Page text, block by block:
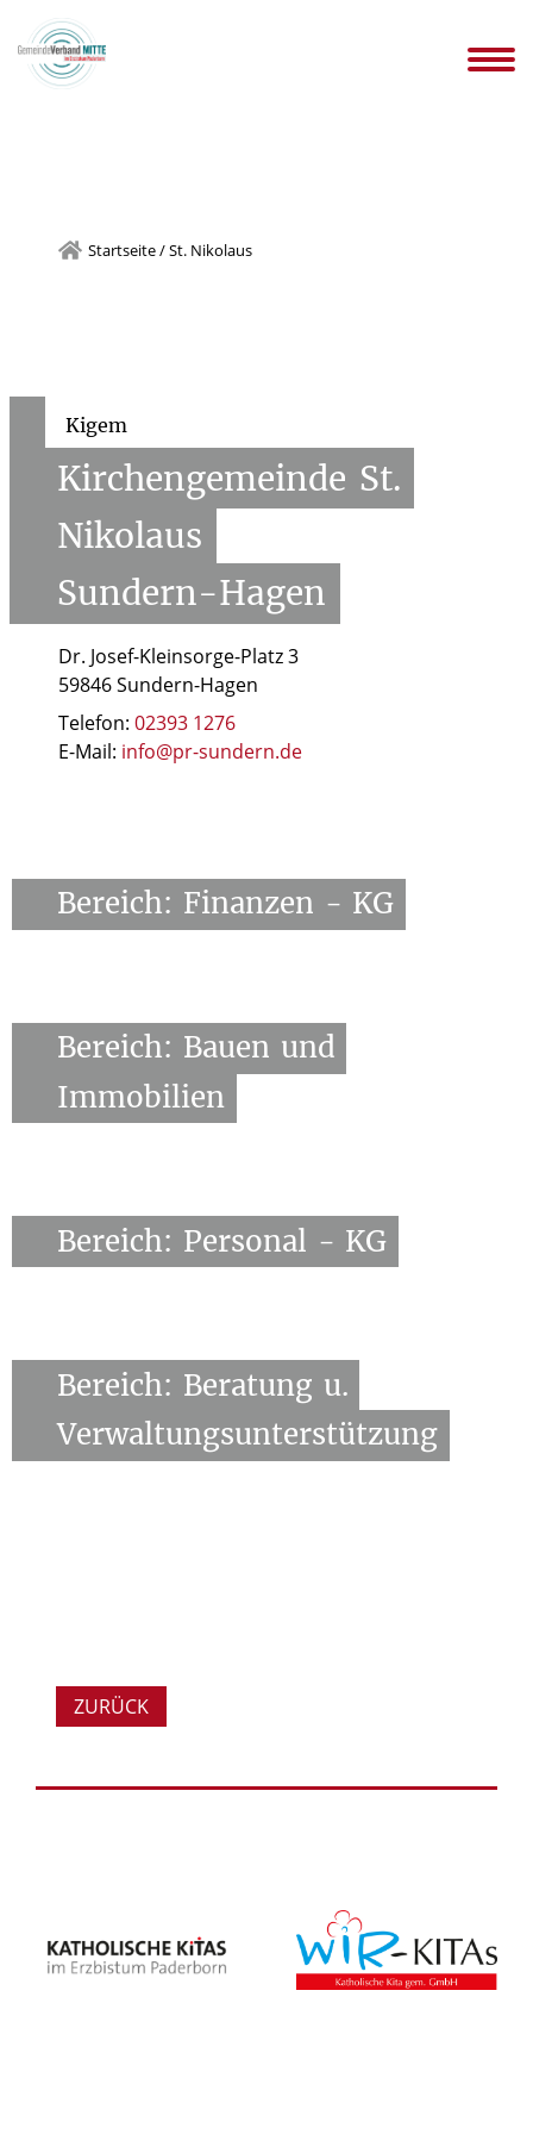
Startseite/St. Nikolaus
Kigem
Kirchengemeinde St.
Nikolaus
Sundern-Hagen
Dr. Josef-Kleinsorge-Platz 3
59846 Sundern-Hagen
Telefon:02393 1276
E-Mail: info@pr-sundern.de
Bereich: Finanzen - KG
Bereich: Bauen und
Immobilien
Bereich: Personal - KG
Bereich: Beratung u.
Verwaltungsunterstützung
ZURÜCK